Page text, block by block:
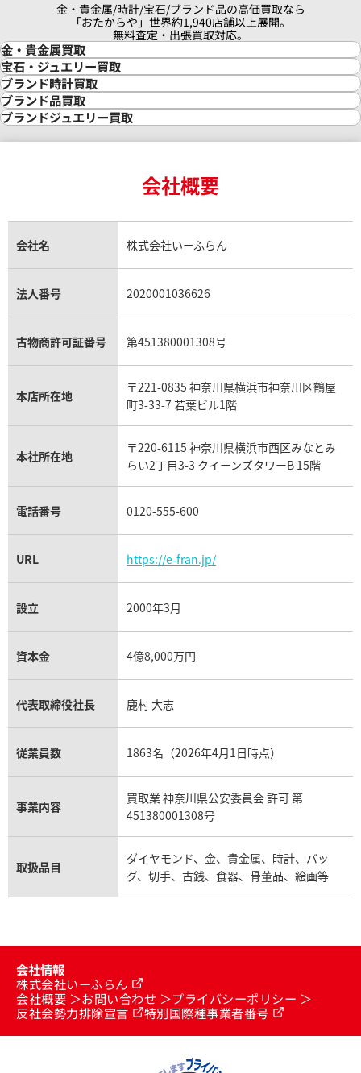
金・貴金属/時計/宝石/ブランド品の高価買取なら
「おたからや」世界約1,940店舗以上展開。
無料査定・出張買取対応。
金・貴金属買取
金買取
金の相場価格情報
金の参考買取価格一覧
インゴット買取
インゴットの相場価格情報
24金買取
金貨買取
貴金属買取
銀・シルバー買取
パラジウム買取
宝石・ジュエリー買取
宝石・ジュエリー買取
ダイヤモンド買取
ダイヤモンド・宝石の参考価格一覧
リング・結婚指輪買取
エメラルド買取
トパーズ買取
タンザナイト買取
キャッツアイ買取
アクアマリン買取
ブランド時計買取
時計買取
ロレックス買取
ロレックス デイトナ買取
ロレックス サブマリーナー買取
ロレックス エクスプローラー買取
ロレックス デイトジャスト買取
パテック フィリップノーチラス買取
ヴァシュロン・コンスタンタン買取
オメガ買取
カルティエ買取
フランク ミュラー買取
リシャール・ミル買取
パネライ買取
チューダー（チュードル）買取
ブランド品買取
ブランド買取
シャネル マトラッセ買取
セリーヌ買取
プラダ買取
ブランドジュエリー買取
ヴァンクリーフ＆アーペル買取
ショーメ買取
ダミアーニ買取
モーブッサン買取
会社概要
会社名 株式会社いーふらん
法人番号 2020001036626
古物商許可証番号 第451380001308号
本店所在地
〒221-0835 神奈川県横浜市神奈川区鶴屋
町3-33-7 若葉ビル1階
本社所在地
〒220-6115 神奈川県横浜市西区みなとみ
らい2丁目3-3 クイーンズタワーB 15階
電話番号 0120-555-600
URL https://e-fran.jp/
設立 2000年3月
資本金 4億8,000万円
代表取締役社長 鹿村 大志
従業員数 1863名（2026年4月1日時点）
事業内容
買取業 神奈川県公安委員会 許可 第
451380001308号
取扱品目
ダイヤモンド、金、貴金属、時計、バッ
グ、切手、古銭、食器、骨董品、絵画等
会社情報
株式会社いーふらん
会社概要
お問い合わせ
プライバシーポリシー
反社会勢力排除宣言
特別国際種事業者番号